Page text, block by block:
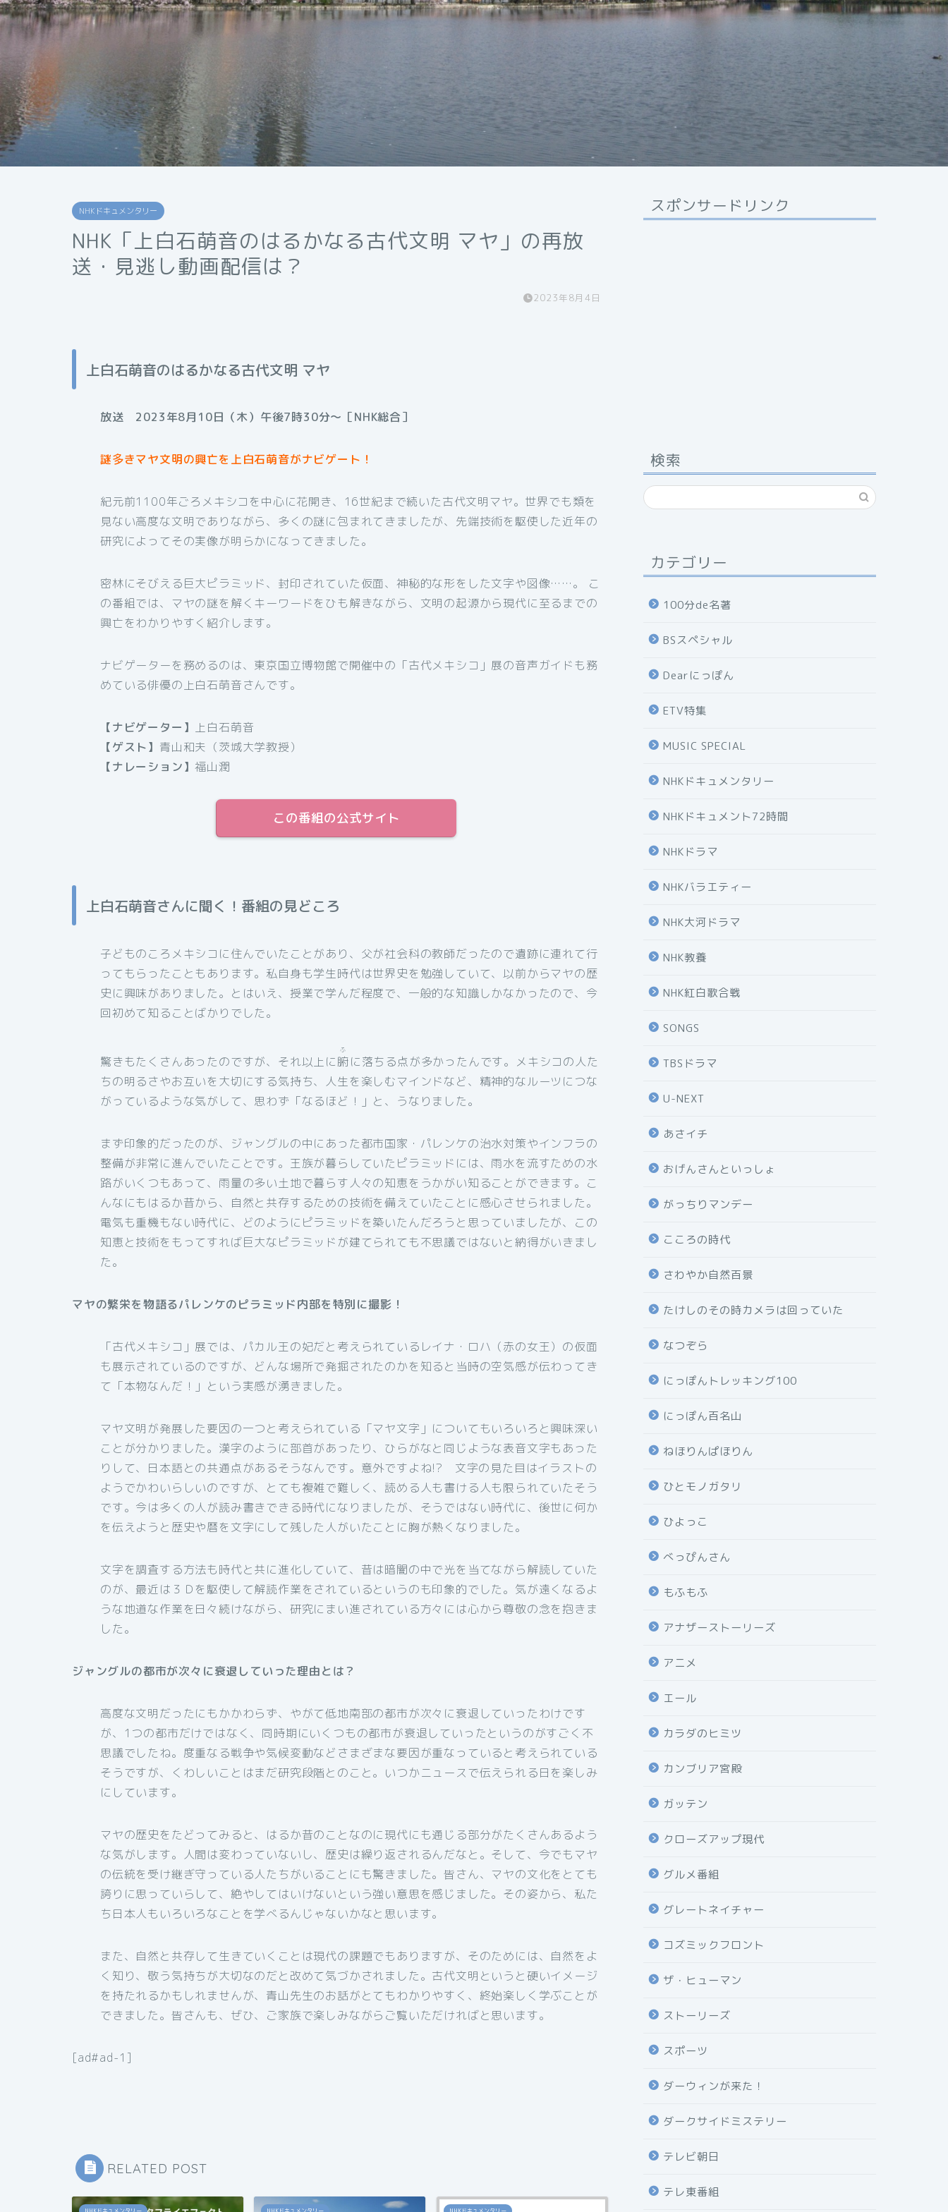
NHKドキュメンタリー
NHK「上白石萌音のはるかなる古代文明 マヤ」の再放
送・見逃し動画配信は？
2023年8月4日
上白石萌音のはるかなる古代文明 マヤ
放送 2023年8月10日（木）午後7時30分〜［NHK総合］
謎多きマヤ文明の興亡を上白石萌音がナビゲート！
紀元前1100年ごろメキシコを中心に花開き、16世紀まで続いた古代文明マヤ。世界でも類を
見ない高度な文明でありながら、多くの謎に包まれてきましたが、先端技術を駆使した近年の
研究によってその実像が明らかになってきました。
密林にそびえる巨大ピラミッド、封印されていた仮面、神秘的な形をした文字や図像……。 こ
の番組では、マヤの謎を解くキーワードをひも解きながら、文明の起源から現代に至るまでの
興亡をわかりやすく紹介します。
ナビゲーターを務めるのは、東京国立博物館で開催中の「古代メキシコ」展の音声ガイドも務
めている俳優の上白石萌音さんです。
【ナビゲーター】
上白石萌音
【ゲスト】 青山和夫（茨城大学教授）
【ナレーション】福山潤
この番組の公式サイト
上白石萌音さんに聞く！番組の見どころ
子どものころメキシコに住んでいたことがあり、父が社会科の教師だったので遺跡に連れて行
ってもらったこともあります。私自身も学生時代は世界史を勉強していて、以前からマヤの歴
史に興味がありました。とはいえ、授業で学んだ程度で、一般的な知識しかなかったので、今
回初めて知ることばかりでした。
驚きもたくさんあったのですが、それ以上に腑
ふ
に落ちる点が多かったんです。メキシコの人た
ちの明るさやお互いを大切にする気持ち、人生を楽しむマインドなど、精神的なルーツにつな
がっているような気がして、思わず「なるほど！」と、うなりました。
まず印象的だったのが、ジャングルの中にあった都市国家・パレンケの治水対策やインフラの
整備が非常に進んでいたことです。王族が暮らしていたピラミッドには、雨水を流すための水
路がいくつもあって、雨量の多い土地で暮らす人々の知恵をうかがい知ることができます。こ
んなにもはるか昔から、自然と共存するための技術を備えていたことに感心させられました。
電気も重機もない時代に、どのようにピラミッドを築いたんだろうと思っていましたが、この
知恵と技術をもってすれば巨大なピラミッドが建てられても不思議ではないと納得がいきまし
た。
マヤの繁栄を物語るパレンケのピラミッド内部を特別に撮影！
「古代メキシコ」展では、パカル王の妃だと考えられているレイナ・ロハ（赤の女王）の仮面
も展示されているのですが、どんな場所で発掘されたのかを知ると当時の空気感が伝わってき
て「本物なんだ！」という実感が湧きました。
マヤ文明が発展した要因の一つと考えられている「マヤ文字」についてもいろいろと興味深い
ことが分かりました。漢字のように部首があったり、ひらがなと同じような表音文字もあった
りして、日本語との共通点があるそうなんです。意外ですよね!? 文字の見た目はイラストの
ようでかわいらしいのですが、とても複雑で難しく、読める人も書ける人も限られていたそう
です。今は多くの人が読み書きできる時代になりましたが、そうではない時代に、後世に何か
を伝えようと歴史や暦を文字にして残した人がいたことに胸が熱くなりました。
文字を調査する方法も時代と共に進化していて、昔は暗闇の中で光を当てながら解読していた
のが、最近は３Ｄを駆使して解読作業をされているというのも印象的でした。気が遠くなるよ
うな地道な作業を日々続けながら、研究にまい進されている方々には心から尊敬の念を抱きま
した。
ジャングルの都市が次々に衰退していった理由とは？
高度な文明だったにもかかわらず、やがて低地南部の都市が次々に衰退していったわけです
が、1つの都市だけではなく、同時期にいくつもの都市が衰退していったというのがすごく不
思議でしたね。度重なる戦争や気候変動などさまざまな要因が重なっていると考えられている
そうですが、くわしいことはまだ研究段階とのこと。いつかニュースで伝えられる日を楽しみ
にしています。
マヤの歴史をたどってみると、はるか昔のことなのに現代にも通じる部分がたくさんあるよう
な気がします。人間は変わっていないし、歴史は繰り返されるんだなと。そして、今でもマヤ
の伝統を受け継ぎ守っている人たちがいることにも驚きました。皆さん、マヤの文化をとても
誇りに思っていらして、絶やしてはいけないという強い意思を感じました。その姿から、私た
ち日本人もいろいろなことを学べるんじゃないかなと思います。
また、自然と共存して生きていくことは現代の課題でもありますが、そのためには、自然をよ
く知り、敬う気持ちが大切なのだと改めて気づかされました。古代文明というと硬いイメージ
を持たれるかもしれませんが、青山先生のお話がとてもわかりやすく、終始楽しく学ぶことが
できました。皆さんも、ぜひ、ご家族で楽しみながらご覧いただければと思います。
[ad#ad-1]
RELATED POST
スポンサードリンク
検索
カテゴリー
100分de名著
BSスペシャル
Dearにっぽん
ETV特集
MUSIC SPECIAL
NHKドキュメンタリー
NHKドキュメント72時間
NHKドラマ
NHKバラエティー
NHK大河ドラマ
NHK教養
NHK紅白歌合戦
SONGS
TBSドラマ
U-NEXT
あさイチ
おげんさんといっしょ
がっちりマンデー
こころの時代
さわやか自然百景
たけしのその時カメラは回っていた
なつぞら
にっぽんトレッキング100
にっぽん百名山
ねほりんぱほりん
ひとモノガタリ
ひよっこ
べっぴんさん
もふもふ
アナザーストーリーズ
アニメ
エール
カラダのヒミツ
カンブリア宮殿
ガッテン
クローズアップ現代
グルメ番組
グレートネイチャー
コズミックフロント
ザ・ヒューマン
ストーリーズ
スポーツ
ダーウィンが来た！
ダークサイドミステリー
テレビ朝日
テレ東番組